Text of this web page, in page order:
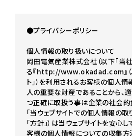
●プライバシーポリシー
個人情報の取り扱いについて
岡田電気産業株式会社（以下｢当
る『http://www.okadad.com』（
ト｣）を利用されるお客様の個人情
人の重要な財産であることから、
つ正確に取扱う事は企業の社会的
「当ウェブサイトでの個人情報の取
「方針」）は当ウェブサイトを安心
客様の個人情報についての収集方